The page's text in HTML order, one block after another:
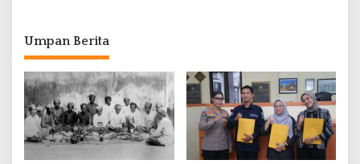
Umpan Berita